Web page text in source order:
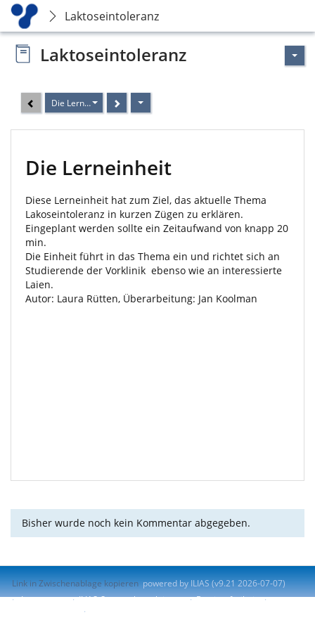
Laktoseintoleranz
Laktoseintoleranz
Die Lerneinheit
Die Lerneinheit
Diese Lerneinheit hat zum Ziel, das aktuelle Thema
Lakoseintoleranz in kurzen Zügen zu erklären.
Eingeplant werden sollte ein Zeitaufwand von knapp 20
min.
Die Einheit führt in das Thema ein und richtet sich an
Studierende der Vorklinik ebenso wie an interessierte
Laien.
Autor: Laura Rütten, Überarbeitung: Jan Koolman
Bisher wurde noch kein Kommentar abgegeben.
Link in Zwischenablage kopieren powered by ILIAS (v9.21 2026-07-07)
Impressum
ILIAS-Support kontaktieren
Barrierefreiheit